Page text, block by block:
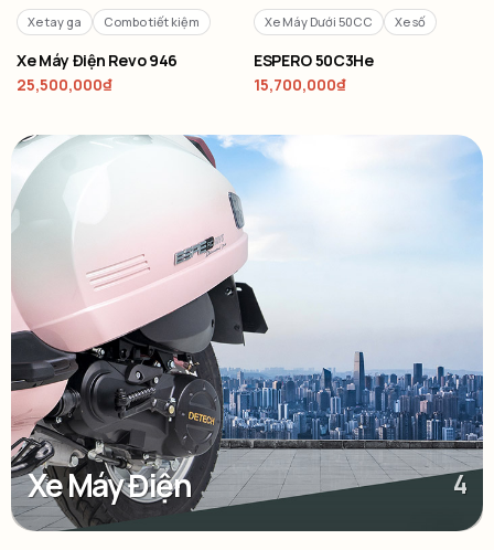
Xe tay ga Combo tiết kiệm
Xe Máy Điện Revo 946
25,500,000₫
Xe Máy Dưới 50CC Xe số
ESPERO 50C3He
15,700,000₫
Xe Máy Điện 4